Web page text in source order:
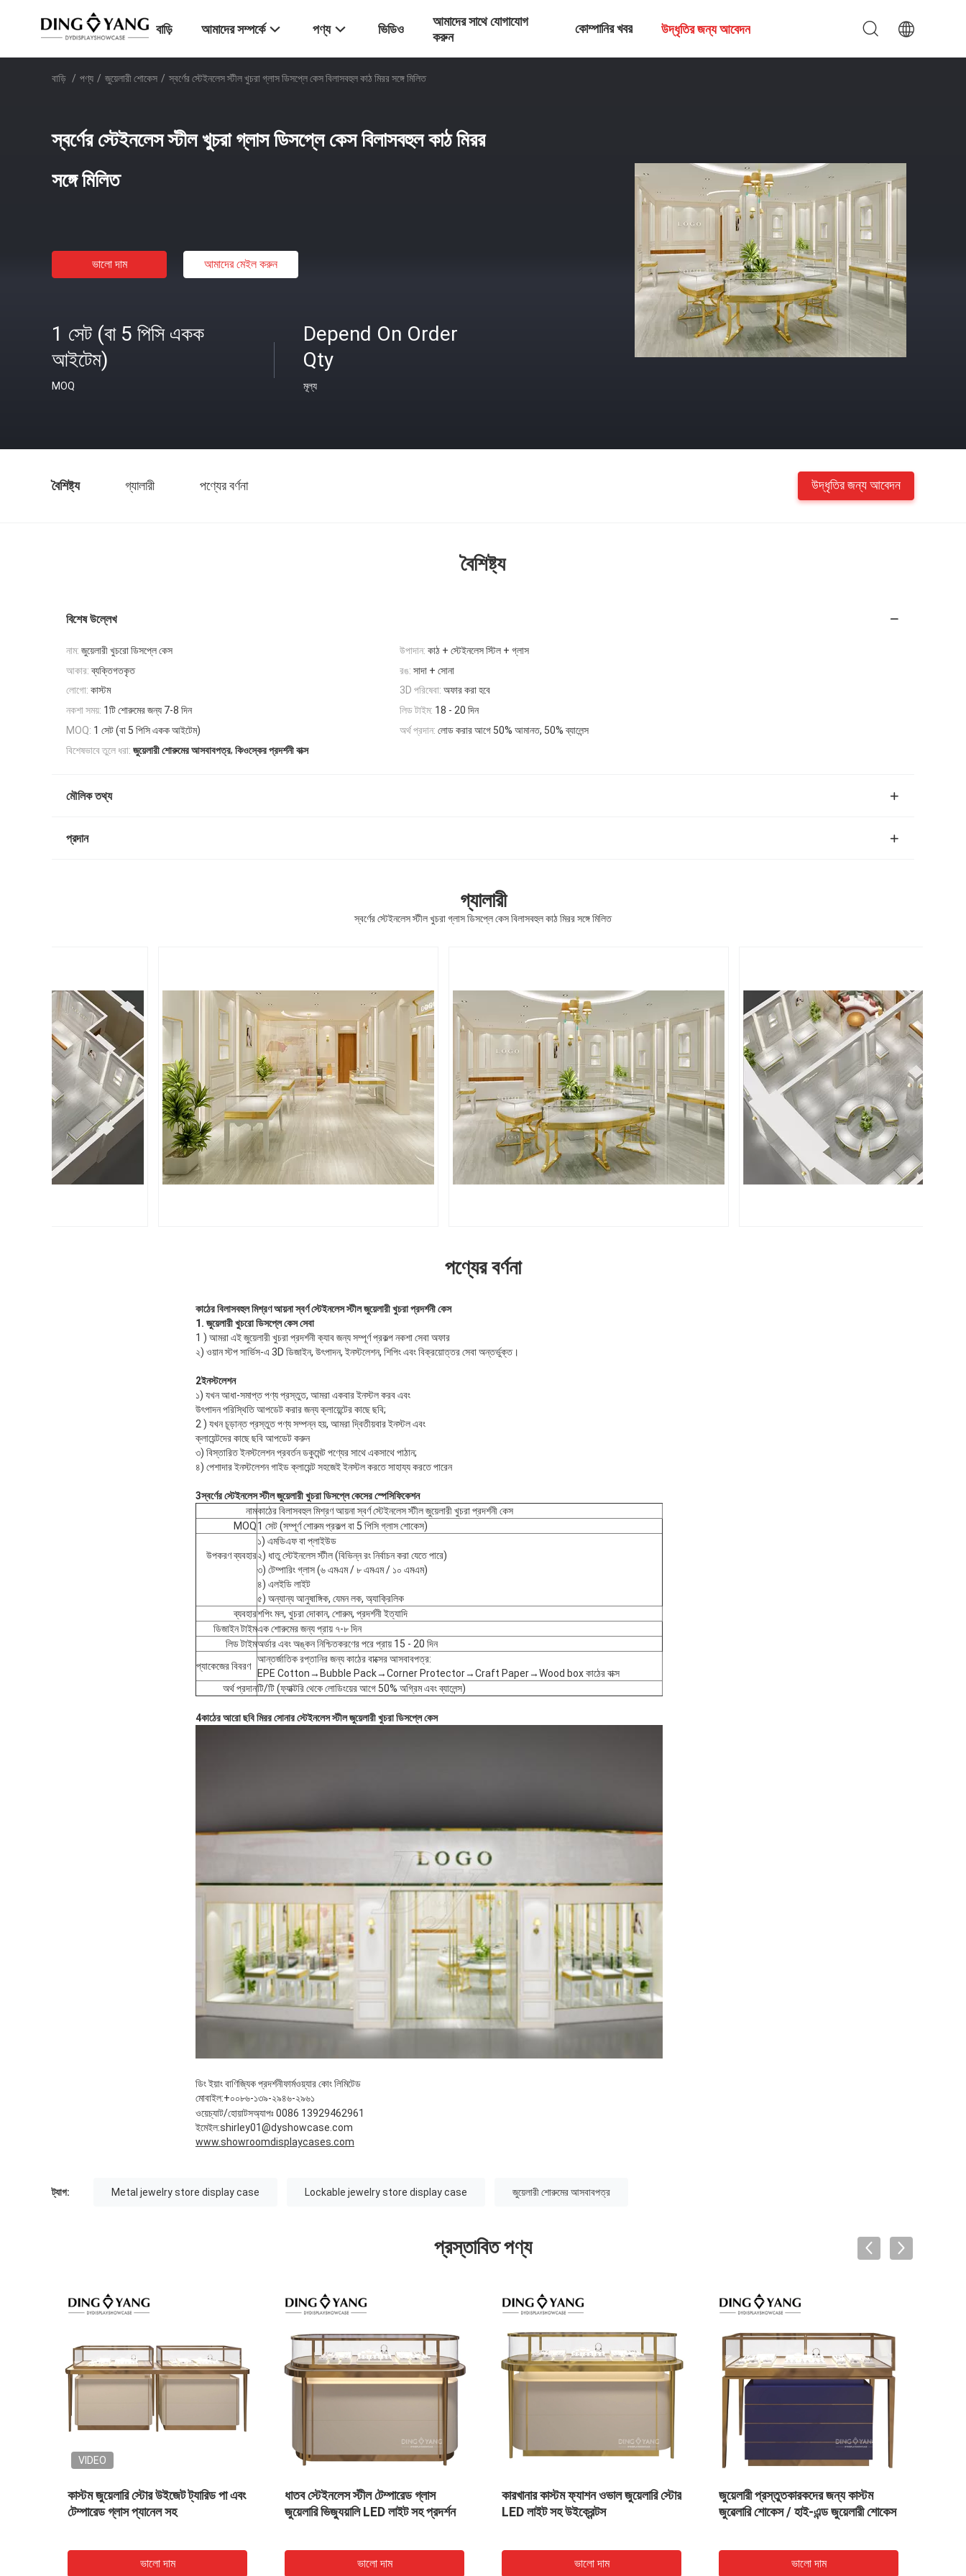
বাড়ি আমাদের সম্পর্কে পণ্য ভিডিও
আমাদের সাথে যোগাযোগ
করুন
কোম্পানির খবর উদ্ধৃতির জন্য আবেদন
বাড়ি / পণ্য / জুয়েলারী শোকেস / স্বর্ণের স্টেইনলেস স্টীল খুচরা গ্লাস ডিসপ্লে কেস বিলাসবহুল কাঠ মিরর সঙ্গে মিলিত
স্বর্ণের স্টেইনলেস স্টীল খুচরা গ্লাস ডিসপ্লে কেস বিলাসবহুল কাঠ মিরর
সঙ্গে মিলিত
ভালো দাম আমাদের মেইল ​​করুন
1 সেট (বা 5 পিসি একক
আইটেম)
MOQ
Depend On Order
Qty
মূল্য
বৈশিষ্ট্য গ্যালারী পণ্যের বর্ণনা উদ্ধৃতির জন্য আবেদন
বৈশিষ্ট্য
বিশেষ উল্লেখ
নাম: জুয়েলারী খুচরো ডিসপ্লে কেস উপাদান: কাঠ + স্টেইনলেস স্টিল + গ্লাস
আকার: ব্যক্তিগতকৃত রঙ: সাদা + সোনা
লোগো: কাস্টম 3D পরিষেবা: অফার করা হবে
নকশা সময়: 1টি শোরুমের জন্য 7-8 দিন লিড টাইম: 18 - 20 দিন
MOQ: 1 সেট (বা 5 পিসি একক আইটেম) অর্থ প্রদান: লোড করার আগে 50% আমানত, 50% ব্যালেন্স
বিশেষভাবে তুলে ধরা: জুয়েলারী শোরুমের আসবাবপত্র, কিওস্কের প্রদর্শনী বাক্স
মৌলিক তথ্য
প্রদান
গ্যালারী
স্বর্ণের স্টেইনলেস স্টীল খুচরা গ্লাস ডিসপ্লে কেস বিলাসবহুল কাঠ মিরর সঙ্গে মিলিত
পণ্যের বর্ণনা
কাঠের বিলাসবহুল মিশ্রণ আয়না স্বর্ণ স্টেইনলেস স্টীল জুয়েলারী খুচরা প্রদর্শনী কেস
1. জুয়েলারী খুচরো ডিসপ্লে কেস সেবা
1 ) আমরা এই জুয়েলারী খুচরা প্রদর্শনী ক্যাব জন্য সম্পূর্ণ প্রকল্প নকশা সেবা অফার
২) ওয়ান স্টপ সার্ভিস-এ 3D ডিজাইন, উৎপাদন, ইনস্টলেশন, শিপিং এবং বিক্রয়োত্তর সেবা অন্তর্ভুক্ত।
2ইনস্টলেশন
১) যখন আধা-সমাপ্ত পণ্য প্রস্তুত, আমরা একবার ইনস্টল করব এবং
উৎপাদন পরিস্থিতি আপডেট করার জন্য ক্লায়েন্টের কাছে ছবি;
2 ) যখন চূড়ান্ত প্রস্তুত পণ্য সম্পন্ন হয়, আমরা দ্বিতীয়বার ইনস্টল এবং
ক্লায়েন্টদের কাছে ছবি আপডেট করুন
৩) বিস্তারিত ইনস্টলেশন প্রবর্তন ডকুমেন্ট পণ্যের সাথে একসাথে পাঠান;
৪) পেশাদার ইনস্টলেশন গাইড ক্লায়েন্ট সহজেই ইনস্টল করতে সাহায্য করতে পারেন
3স্বর্ণের স্টেইনলেস স্টীল জুয়েলারী খুচরা ডিসপ্লে কেসের স্পেসিফিকেশন
নামকাঠের বিলাসবহুল মিশ্রণ আয়না স্বর্ণ স্টেইনলেস স্টীল জুয়েলারী খুচরা প্রদর্শনী কেস
MOQ1 সেট (সম্পূর্ণ শোরুম প্রকল্প বা 5 পিসি গ্লাস শোকেস)
উপকরণ ব্যবহার
১) এমডিএফ বা প্লাইউড
২) ধাতু স্টেইনলেস স্টীল (বিভিন্ন রং নির্বাচন করা যেতে পারে)
৩) টেম্পারিং গ্লাস (৬ এমএম / ৮ এমএম / ১০ এমএম)
৪) এলইডি লাইট
৫) অন্যান্য আনুষাঙ্গিক, যেমন লক, অ্যাক্রিলিক
ব্যবহারশপিং মল, খুচরা দোকান, শোরুম, প্রদর্শনী ইত্যাদি
ডিজাইন টাইমএক শোরুমের জন্য প্রায় ৭-৮ দিন
লিড টাইমঅর্ডার এবং অঙ্কন নিশ্চিতকরণের পরে প্রায় 15 - 20 দিন
প্যাকেজের বিবরণ
আন্তর্জাতিক রপ্তানির জন্য কাঠের বাক্সের আসবাবপত্র:
EPE Cotton→Bubble Pack→Corner Protector→Craft Paper→Wood box কাঠের বাক্স
অর্থ প্রদানটি/টি (ফ্যাক্টরি থেকে লোডিংয়ের আগে 50% অগ্রিম এবং ব্যালেন্স)
4কাঠের আরো ছবি মিরর সোনার স্টেইনলেস স্টীল জুয়েলারী খুচরা ডিসপ্লে কেস
ডিং ইয়াং বাণিজ্যিক প্রদর্শনীফার্মওয়্যার কোং লিমিটেড
মোবাইল:+০০৮৬-১৩৯-২৯৪৬-২৯৬১
ওয়েচ্যাট/হোয়াটসঅ্যাপঃ 0086 13929462961
ইমেইল:shirley01@dyshowcase.com
www.showroomdisplaycases.com
ট্যাগ: Metal jewelry store display case Lockable jewelry store display case জুয়েলারী শোরুমের আসবাবপত্র
প্রস্তাবিত পণ্য
জন্য কাস্টম
/ হাই-এন্ড জুয়েলারী শোকেস
জুয়েলারি স্টোরের জন্য এলইডি লাইট সহ
কাস্টম তৈরি জুয়েলারী উইক্রেজ
VIDEO
কাস্টমাইজড ফাইন ফ্রিল্যান্সিং কালো সাদা
গ্লাস জুয়েলারী শপ জন্য জুয়েলারী শপ
উজ্জ্বল এলইডি লাইট এবং লকযোগ্য ড্রয়ার
সহ কাস্টমাইজড গ্লাস জুয়েলারি ভিজ্যুয়েটরি
VIDEO
ব্রাশ গোল্ডেন স্টেইনলেস স্টীল কাস্টম
জুয়েলারী শোকেস ম্যাচ কালো কাঠের